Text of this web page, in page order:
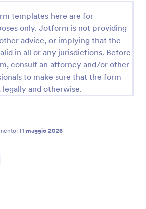
templates here are for
only. Jotform is not providing
advice, or implying that the
in all or any jurisdictions. Before
consult an attorney and/or other
to make sure that the form
and otherwise.
11 maggio 2026
Gita Scolastica
su organizzazione, sicurezza e
il Sondaggio sulla gita scolastica
per scuole e docenti che vogliono